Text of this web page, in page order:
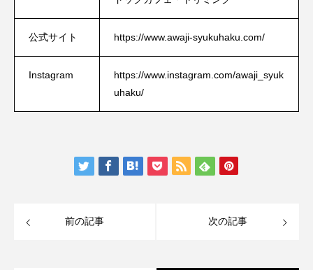
公式サイト https://www.awaji-syukuhaku.com/
Instagram
https://www.instagram.com/awaji_syuk
uhaku/
前の記事 次の記事